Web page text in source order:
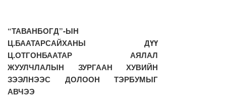
“ТАВАНБОГД”-ЫН
Ц.БААТАРСАЙХАНЫ ДҮҮ
Ц.ОТГОНБААТАР АЯЛАЛ
ЖУУЛЧЛАЛЫН ЗУРГААН ХУВИЙН
ЗЭЭЛНЭЭС ДОЛООН ТЭРБУМЫГ
АВЧЭЭ